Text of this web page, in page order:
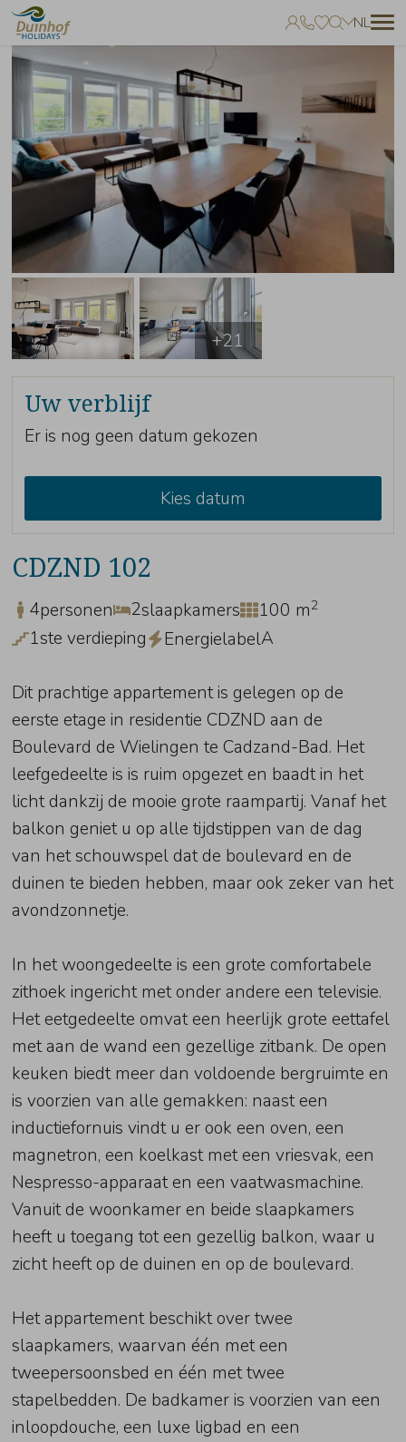
Geen favorieten
Je kunt accommodaties toevoegen aan uw favorieten door op het
te klikken.
NL
+21
Uw verblijf
Er is nog geen datum gekozen
Kies datum
CDZND 102
4personen 2slaapkamers 100 m2
1ste verdieping EnergielabelA
Dit prachtige appartement is gelegen op de
eerste etage in residentie CDZND aan de
Boulevard de Wielingen te Cadzand-Bad. Het
leefgedeelte is is ruim opgezet en baadt in het
licht dankzij de mooie grote raampartij. Vanaf het
balkon geniet u op alle tijdstippen van de dag
van het schouwspel dat de boulevard en de
duinen te bieden hebben, maar ook zeker van het
avondzonnetje.
In het woongedeelte is een grote comfortabele
zithoek ingericht met onder andere een televisie.
Het eetgedeelte omvat een heerlijk grote eettafel
met aan de wand een gezellige zitbank. De open
keuken biedt meer dan voldoende bergruimte en
is voorzien van alle gemakken: naast een
inductiefornuis vindt u er ook een oven, een
magnetron, een koelkast met een vriesvak, een
Nespresso-apparaat en een vaatwasmachine.
Vanuit de woonkamer en beide slaapkamers
heeft u toegang tot een gezellig balkon, waar u
zicht heeft op de duinen en op de boulevard.
Het appartement beschikt over twee
slaapkamers, waarvan één met een
tweepersoonsbed en één met twee
stapelbedden. De badkamer is voorzien van een
inloopdouche, een luxe ligbad en een